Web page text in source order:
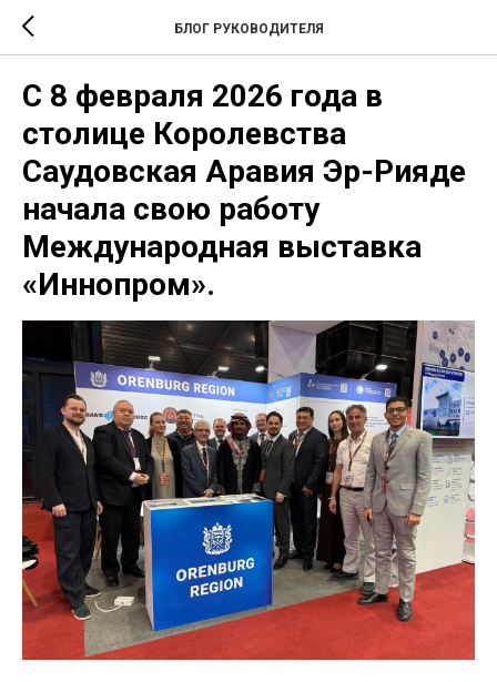
БЛОГ РУКОВОДИТЕЛЯ
С 8 февраля 2026 года в
столице Королевства
Саудовская Аравия Эр-Рияде
начала свою работу
Международная выставка
«Иннопром».